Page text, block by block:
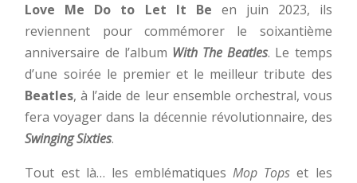
Love Me Do to
Let It Be en juin 2023, ils
reviennent pour commémorer le soixantième
anniversaire de l’album With The Beatles. Le temps
d’une soirée le premier et le meilleur tribute des
Beatles, à l’aide de leur ensemble orchestral, vous
fera voyager dans la décennie révolutionnaire, des
Swinging Sixties.
Tout est là… les emblématiquesMop Tops et les